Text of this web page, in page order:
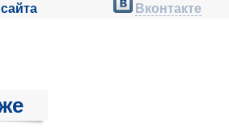
Вконтакте